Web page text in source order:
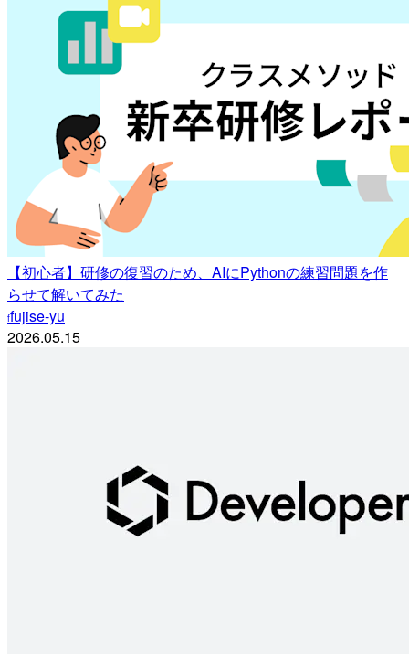
【初心者】研修の復習のため、AIにPythonの練習問題を作
らせて解いてみた
ffujise-yu
2026.05.15